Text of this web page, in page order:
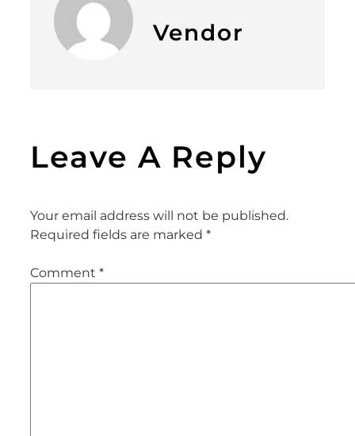
Vendor
Leave A Reply
Your email address will not be published.
Required fields are marked *
Comment *